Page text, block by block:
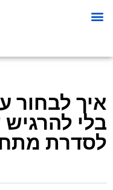
איך לבחור
בלי
לסדרת